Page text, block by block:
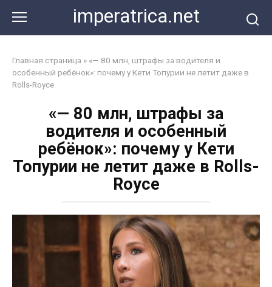
контенту
imperatrica.net
Главная страница » «— 80 млн, штрафы за водителя и
особенный ребёнок»: почему у Кети Топурии не летит даже в
Rolls-Royce
«— 80 млн, штрафы за
водителя и особенный
ребёнок»: почему у Кети
Топурии не летит даже в Rolls-
Royce